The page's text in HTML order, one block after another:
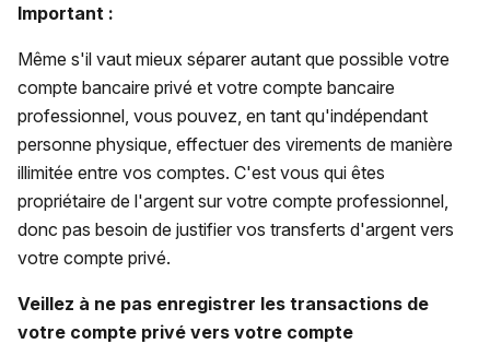
Important :
Même s'il vaut mieux séparer autant que possible votre
compte bancaire privé et votre compte bancaire
professionnel, vous pouvez, en tant qu'indépendant
personne physique, effectuer des virements de manière
illimitée entre vos comptes. C'est vous qui êtes
propriétaire de l'argent sur votre compte professionnel,
donc pas besoin de justifier vos transferts d'argent vers
votre compte privé.
Veillez à ne pas enregistrer les transactions de
votre compte privé vers votre compte